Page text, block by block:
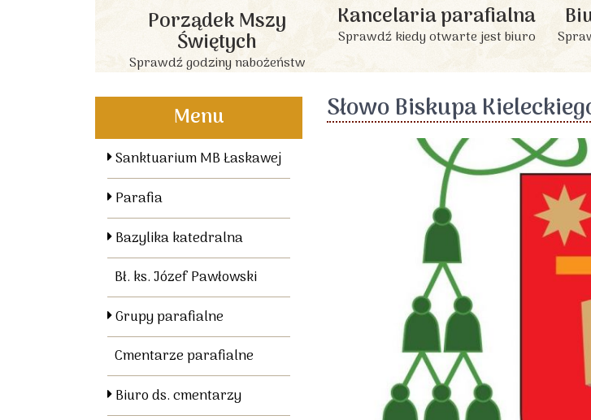
Porządek Mszy
Świętych
Sprawdź godziny nabożeństw
Kancelaria parafialna
Sprawdź kiedy otwarte jest biuro
Menu
Sanktuarium MB Łaskawej
Parafia
Bazylika katedralna
Bł. ks. Józef Pawłowski
Grupy parafialne
Cmentarze parafialne
Biuro ds. cmentarzy
Słowo Biskupa